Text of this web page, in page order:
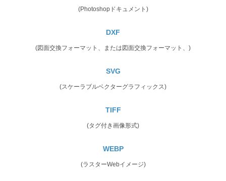
(Photoshopドキュメント)
DXF
(図面交換フォーマット、または図面交換フォーマット、)
SVG
(スケーラブルベクターグラフィックス)
TIFF
(タグ付き画像形式)
WEBP
(ラスターWebイメージ)